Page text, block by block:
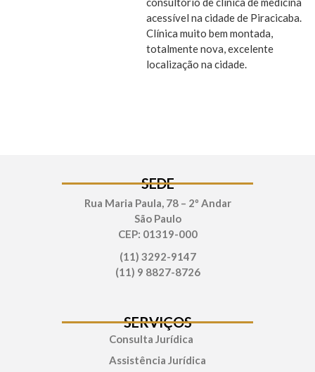
acessível na cidade de Piracicaba.
Clínica muito bem montada,
totalmente nova, excelente
localização na cidade.
SEDE
Rua Maria Paula, 78 – 2º Andar
São Paulo
CEP: 01319-000
(11) 3292-9147
(11) 9 8827-8726
SERVIÇOS
Consulta Jurídica
Assistência Jurídica